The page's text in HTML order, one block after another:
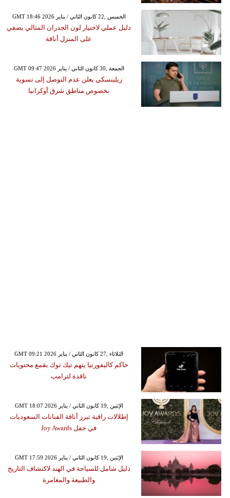
GMT 18:46 2026 الخميس ,22 كانون الثاني / يناير
دليل عملي لاختيار لون الجدران المثالي يضفي
على المنزل أناقة
GMT 09:47 2026 الجمعة ,30 كانون الثاني / يناير
زيلينسكي يعلن عدم التوصل إلى تسوية
بخصوص مناطق شرق أوكرانيا
GMT 09:21 2026 الثلاثاء ,27 كانون الثاني / يناير
حاكم كاليفورنيا يتهم تيك توك بقمع محتويات
ناقدة لترامب
GMT 18:07 2026 الإثنين ,19 كانون الثاني / يناير
إطلالات راقية تبرز أناقة الفنانات السعوديات
في حفل Joy Awards
GMT 17:59 2026 الإثنين ,19 كانون الثاني / يناير
دليل شامل للسياحة في الهند لاكتشاف التاريخ
والطبيعة والمغامرة